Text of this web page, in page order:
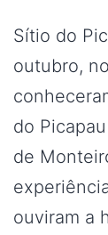
Sítio do
outubro,
do
de
ouviram a